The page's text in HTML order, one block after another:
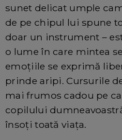
sunet delicat umple
de pe chipul lui spune
doar un instrument –
o lume în care mintea
emoțiile se exprimă
prinde aripi. Cursurile
mai frumos cadou pe
copilului
însoți toată viața.